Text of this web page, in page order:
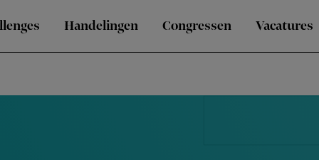
Handelingen Congressen Vacatures